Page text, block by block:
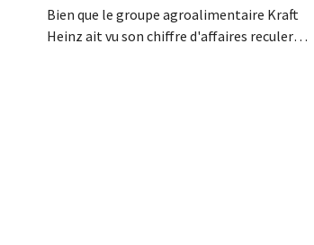
Bien que le groupe agroalimentaire Kraft
Heinz ait vu son chiffre d'affaires reculer